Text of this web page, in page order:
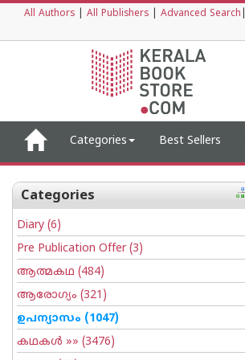
All Authors All Publishers Advanced Search
Categories Best Sellers
Categories
Diary (6)
Pre Publication Offer(3)
ആത്മകഥ (484)
ആരോഗ്യം (321)
ഉപന്യാസം (1047)
കഥകള്‍ »» (3476)